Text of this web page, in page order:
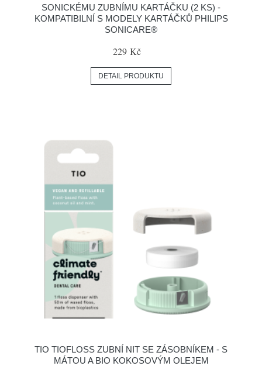
SONICKÉMU ZUBNÍMU KARTÁČKU (2 KS) -
KOMPATIBILNÍ S MODELY KARTÁČKŮ PHILIPS
SONICARE®
229 Kč
DETAIL PRODUKTU
TIO TIOFLOSS ZUBNÍ NIT SE ZÁSOBNÍKEM - S
MÁTOU A BIO KOKOSOVÝM OLEJEM